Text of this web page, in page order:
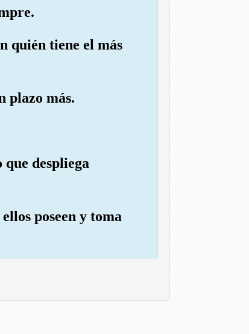
quién tiene el más
plazo más.
despliega
poseen y toma